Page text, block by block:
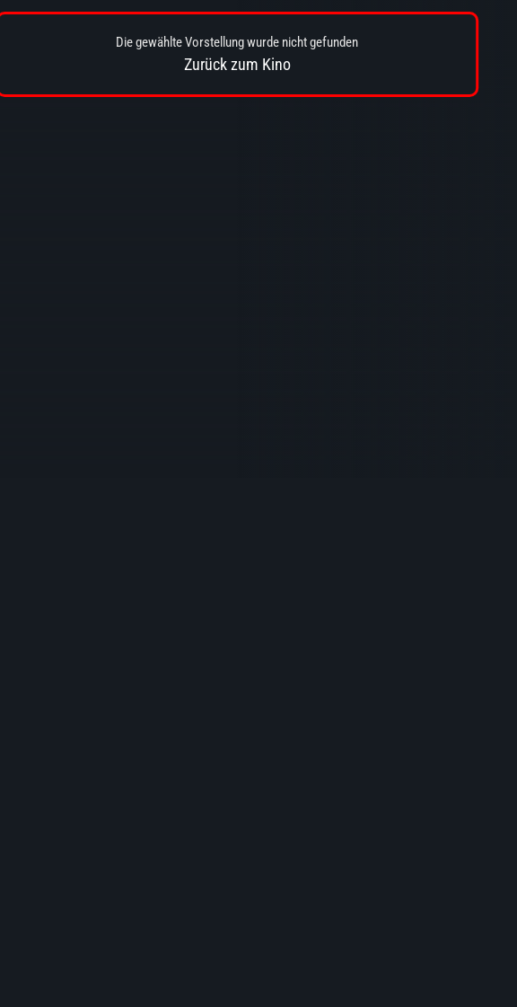
Die gewählte Vorstellung wurde nicht gefunden
Zurück zum Kino